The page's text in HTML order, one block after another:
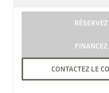
CONTACTEZ LE